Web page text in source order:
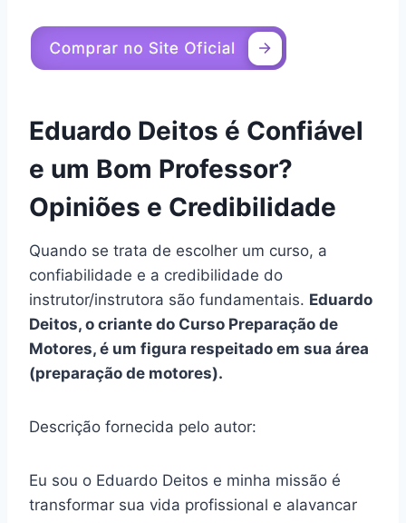
E ACERTAR qualquer injeção eletrônica
programável e assim ser reconhecido na sua
Você também pode acompanhar oInstagram
do Eduardo Deitos, que é@injectionschool
Veja agoradepoimentosde outros alunos que
separei:
Depoimentos de alunos do
Curso Preparação de Motores:
Resultados Reais confirmam se